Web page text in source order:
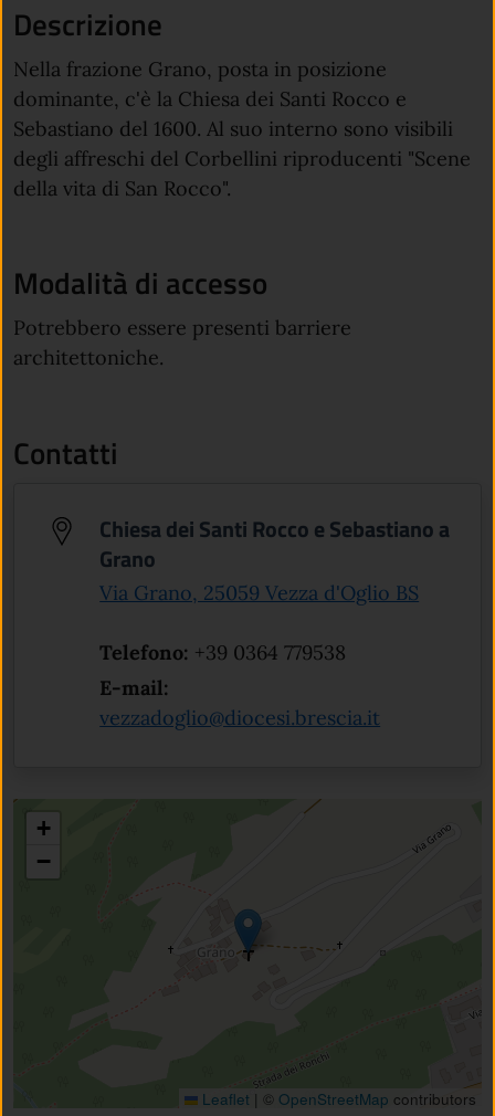
Descrizione
Nella frazione Grano, posta in posizione
dominante, c'è la Chiesa dei Santi Rocco e
Sebastiano del 1600. Al suo interno sono visibili
degli affreschi del Corbellini riproducenti "Scene
della vita di San Rocco".
Modalità di accesso
Potrebbero essere presenti barriere
architettoniche.
Contatti
Chiesa dei Santi Rocco e Sebastiano a
Grano
Via Grano, 25059 Vezza d'Oglio BS
Telefono: +39 0364 779538
E-mail:
vezzadoglio@diocesi.brescia.it
+
−
Leaflet | © OpenStreetMap contributors